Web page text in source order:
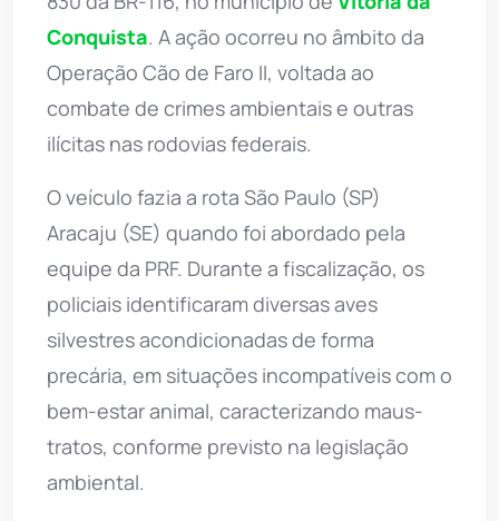
Conquista. A ação ocorreu no âmbito da
Operação Cão de Faro II, voltada ao
combate de crimes ambientais e outras
ilícitas nas rodovias federais.
O veículo fazia a rota São Paulo (SP) 
Aracaju (SE) quando foi abordado pela
equipe da PRF. Durante a fiscalização, os
policiais identificaram diversas aves
silvestres acondicionadas de forma
precária, em situações incompatíveis com o
bem-estar animal, caracterizando maus-
tratos, conforme previsto na legislação
ambiental.